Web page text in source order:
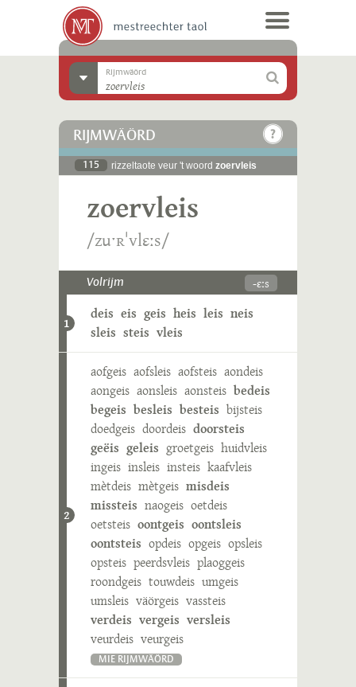
Rijmwäörd
RIJMWÄÖRD
115 rizzeltaote veur 't woord zoervleis
zoervleis
/zuˑʀˈvlɛːs/
Volrijm -ɛːs
1
deis eis geis heis leis neis
sleis steis vleis
2
aofgeis aofsleis aofsteis aondeis
aongeis aonsleis aonsteis bedeis
begeis besleis besteis bijsteis
doedgeis doordeis doorsteis
geëis geleis groetgeis huidvleis
ingeis insleis insteis kaafvleis
mètdeis mètgeis misdeis
missteis naogeis oetdeis
oetsteis oontgeis oontsleis
oontsteis opdeis opgeis opsleis
opsteis peerdsvleis plaoggeis
roondgeis touwdeis umgeis
umsleis väörgeis vassteis
verdeis vergeis versleis
veurdeis veurgeis
MIE RIJMWÄÖRD